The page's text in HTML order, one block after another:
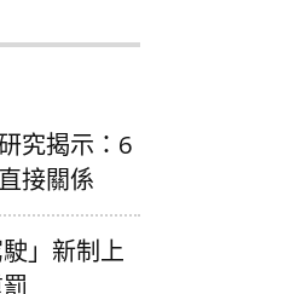
究揭示：6
接關係
」新制上